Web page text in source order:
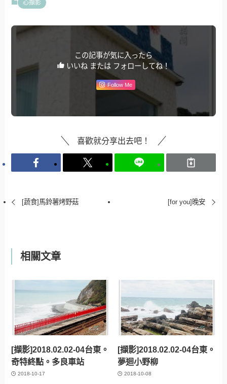
心擷影
この記事が気に入ったら
いいね または フォローしてね！
Follow Me
喜歡就分享出去吧！
[蔬食]馬鈴薯烤野菇 [for you]晚安
相關文章
[擷影]2018.02.02-04台東。
奇特終點。多良車站
2018-10-17
[擷影]2018.02.02-04台東。
夢迴小野柳
2018-10-08